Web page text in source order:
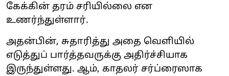
கேக்கின் தரம் சரியில்லை என
உணர்ந்துள்ளார்.
அதன்பின், சுதாரித்து அதை வெளியில்
எடுத்துப் பார்த்தவருக்கு அதிர்ச்சியாக
இருந்துள்ளது. ஆம், காதலர் சர்ப்ரைஸாக